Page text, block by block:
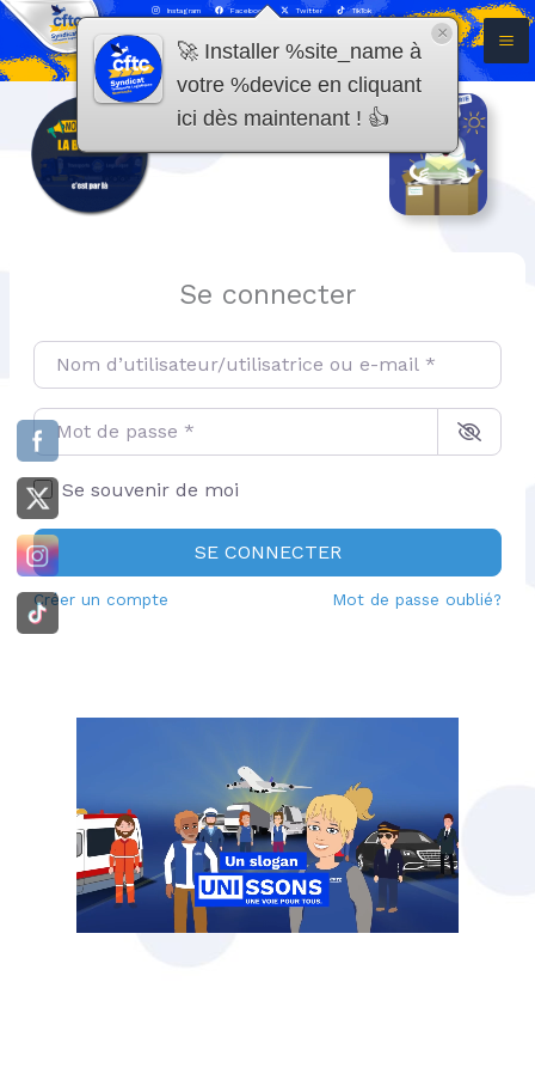
Aller
contenu
Instagram Facebook Twitter TikTok
Se connecter
Nom d’utilisateur/utilisatrice ou e-mail
Mot de passe
Se souvenir de moi
SE CONNECTER
Créer un compte Mot de passe oublié?
🚀 Installer %site_name à
votre %device en cliquant
ici dès maintenant ! 👍
×